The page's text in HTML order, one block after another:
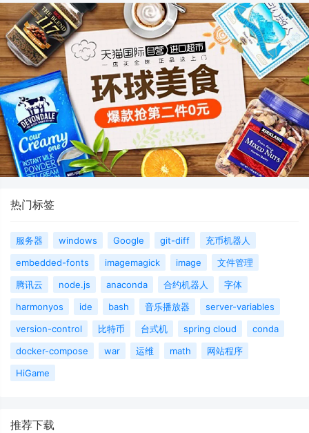
热门标签
服务器 windows Google git-diff
充币机器人
embedded-fonts
imagemagick image
文件管理
腾讯云
node.js anaconda 合约机器人
字体
harmonyos
ide bash 音乐播放器
server-variables
version-control
比特币 台式机 spring cloud
conda
docker-compose
war 运维 math
网站程序
HiGame
推荐下载